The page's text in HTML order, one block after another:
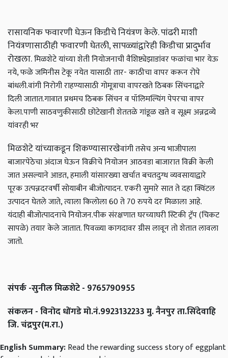
रासायनिक फवारणी घेऊन किडीचे नियंत्रण केले. पांढरी माशी
नियंत्रणासाठीही फवारणी घेतली, सापळ्यांद्वारेही किडीचा प्रादुर्भाव
रोखला.मिळशेटे यांच्या शेती नियोजनाची वैशिष्ट्येझाडांवर फळांचा भार येऊ
नये, फळे जमिनीस टेकू नयेत यासाठी तार- काठीचा वापर करून रोपे
बांधली.वांगी निरोगी राहण्यासाठी गोमूत्राचा वापरखते ठिबक सिंचनाद्वारे
दिली जातात.गावात प्रथमच ठिबक सिंचन व पॉलिमल्चिंग पेपरचा वापर
केला.पाणी साठवणुकीसाठी छोटेखानी शेततळेगांडूळ खते व सूक्ष्म अन्नद्रव्ये
यांवरही भर
मिळशेटे यांच्याकडून शिकण्यासारखेवांगी तसेच अन्य भाजीपाला
बाजारपेठेचा अंदाज घेऊन विक्रीचे नियोजनआठवडा बाजारात विक्री केली
जात असल्याने आडत, हमाली यांसारख्या खर्चात बचतदुग्ध व्यवसायाद्वारे
पूरक उत्पन्नदरवर्षी सोयाबीन बीजोत्पादन. एकरी सुमारे सात ते दहा क्विंटल
उत्पादन घेतले जाते, त्याला किलोला 60 ते 70 रुपये दर मिळाला आहे.
यंदाही बीजोत्पादनाचे नियोजन.पीक संरक्षणात घरच्याघरी स्टिकी ट्रॅप (चिकट
सापळे) तयार केले जातात. पिवळ्या कागदावर ग्रीस लावून तो शेतात लावला
जातो.
संपर्क -सुनील मिळशेटे - 9765790955
संकलन - विनोद धोंगडे मो.नं.9923132233 मु. नैनपुर ता.सिंदेवाहि
जि. चंद्रपुर(म.रा.)
English Summary:Read the rewarding success story of eggplant